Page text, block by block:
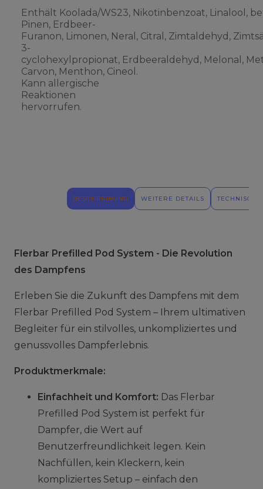
Enthält Koolada/WS23, Nikotinbenzoat, Linalool,
Pinen, Erdbeer-
Furanon, Limonen, Neral, Citral, Zimtaldehyd,
3-
cyclohexylpropionat, Erdbeeraldehyd, Melonal,
Carvon, Menthon, Cineol.
Kann allergische
Reaktionen
hervorrufen.
BESCHREIBUNG WEITERE DETAILS
Flerbar Prefilled Pod System - Die Revolution
des Dampfens
Erleben Sie die Zukunft des Dampfens mit dem
Flerbar Prefilled Pod System – Ihrem ultimativen
Begleiter für ein stilvolles, unkompliziertes und
genussvolles Dampferlebnis.
Produktmerkmale:
Einfachheit und Komfort: Das Flerbar
Prefilled Pod System ist perfekt für
Dampfer, die Wert auf
Benutzerfreundlichkeit legen. Kein
Nachfüllen, kein Kleckern, kein
kompliziertes Setup – einfach den